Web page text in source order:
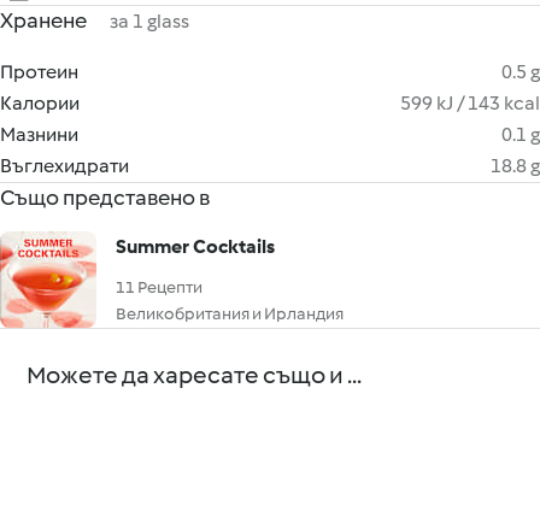
Хранене за 1 glass
Протеин
0.5 g
Калории
599 kJ / 143 kcal
Мазнини
0.1 g
Въглехидрати
18.8 g
Също представено в
Summer Cocktails
11 Рецепти
Великобритания и Ирландия
Можете да харесате също и ...